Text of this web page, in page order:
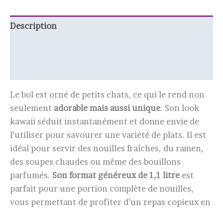
Description
Le bol est orné de petits chats, ce qui le rend non
seulement adorable mais aussi unique. Son look
kawaii séduit instantanément et donne envie de
l’utiliser pour savourer une variété de plats. Il est
idéal pour servir des nouilles fraîches, du ramen,
des soupes chaudes ou même des bouillons
parfumés. Son format généreux de 1,1 litre est
parfait pour une portion complète de nouilles,
vous permettant de profiter d’un repas copieux en